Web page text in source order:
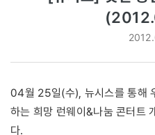
04월 25일(수), 뉴시스를 통해
하는 희망 런웨이&나눔 콘터트
다.